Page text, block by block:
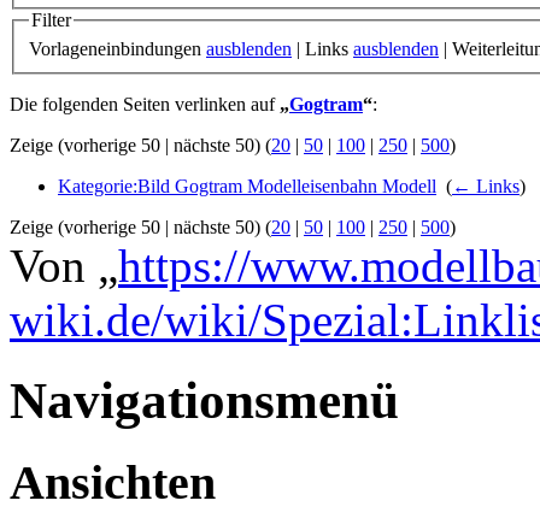
Filter
Vorlageneinbindungen ausblenden | Links ausblenden |
Die folgenden Seiten verlinken auf „Gogtram“:
Zeige (vorherige 50 | nächste 50) (20 | 50 | 100 | 250 | 500)
Kategorie:Bild Gogtram Modelleisenbahn Modell (← Links)
Zeige (vorherige 50 | nächste 50) (20 | 50 | 100 | 250 | 500)
Von „https://
wiki.de/wiki/
Navigationsmenü
Ansichten